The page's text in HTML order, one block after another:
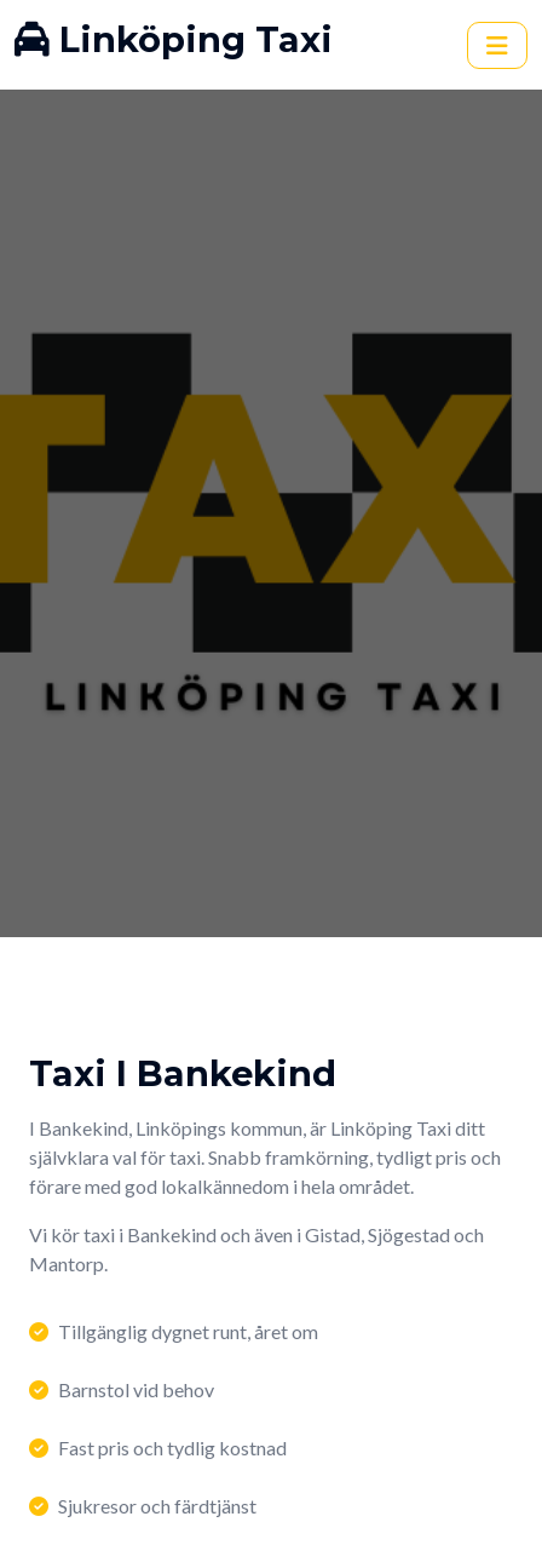
Linköping Taxi
Taxi I Bankekind
I Bankekind, Linköpings kommun, är Linköping Taxi ditt
självklara val för taxi. Snabb framkörning, tydligt pris och
förare med god lokalkännedom i hela området.
Vi kör taxi i Bankekind och även i Gistad, Sjögestad och
Mantorp.
Tillgänglig dygnet runt, året om
Barnstol vid behov
Fast pris och tydlig kostnad
Sjukresor och färdtjänst